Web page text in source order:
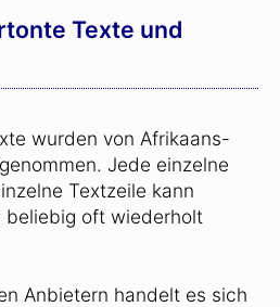
Texte und
wurden von Afrikaans-
Jede einzelne
Textzeile kann
beliebig oft wiederholt
Anbietern handelt es sich